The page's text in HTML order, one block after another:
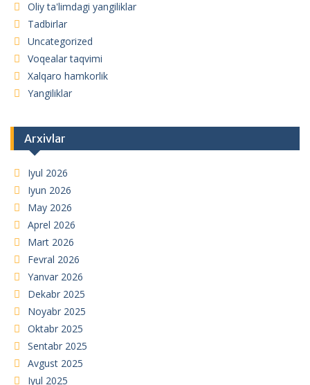
Oliy ta'limdagi yangiliklar
Tadbirlar
Uncategorized
Voqealar taqvimi
Xalqaro hamkorlik
Yangiliklar
Arxivlar
Iyul 2026
Iyun 2026
May 2026
Aprel 2026
Mart 2026
Fevral 2026
Yanvar 2026
Dekabr 2025
Noyabr 2025
Oktabr 2025
Sentabr 2025
Avgust 2025
Iyul 2025